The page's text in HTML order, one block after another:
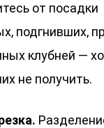
от посадки
подгнивших,
клубней —
не получить.